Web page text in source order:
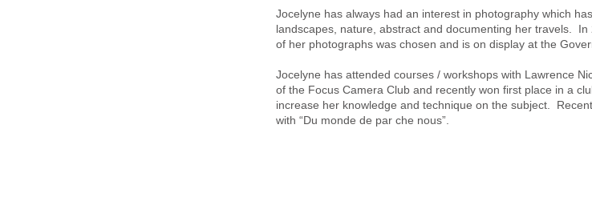
Jocelyne has always had an interest in photography which
landscapes, nature, abstract and documenting her travels.
of her photographs was chosen and is on display at the
Jocelyne has attended courses / workshops with Lawrence
of the Focus Camera Club and recently won first place in a
increase her knowledge and technique on the subject.
with “Du monde de par che nous”.